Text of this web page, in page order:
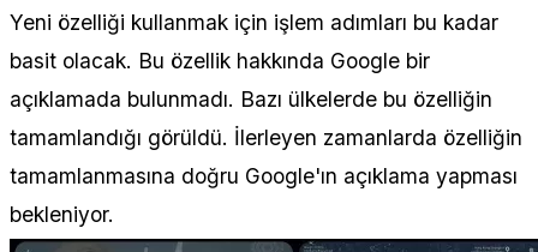
Yeni özelliği kullanmak için işlem adımları bu kadar
basit olacak. Bu özellik hakkında Google bir
açıklamada bulunmadı. Bazı ülkelerde bu özelliğin
tamamlandığı görüldü. İlerleyen zamanlarda özelliğin
tamamlanmasına doğru Google'ın açıklama yapması
bekleniyor.